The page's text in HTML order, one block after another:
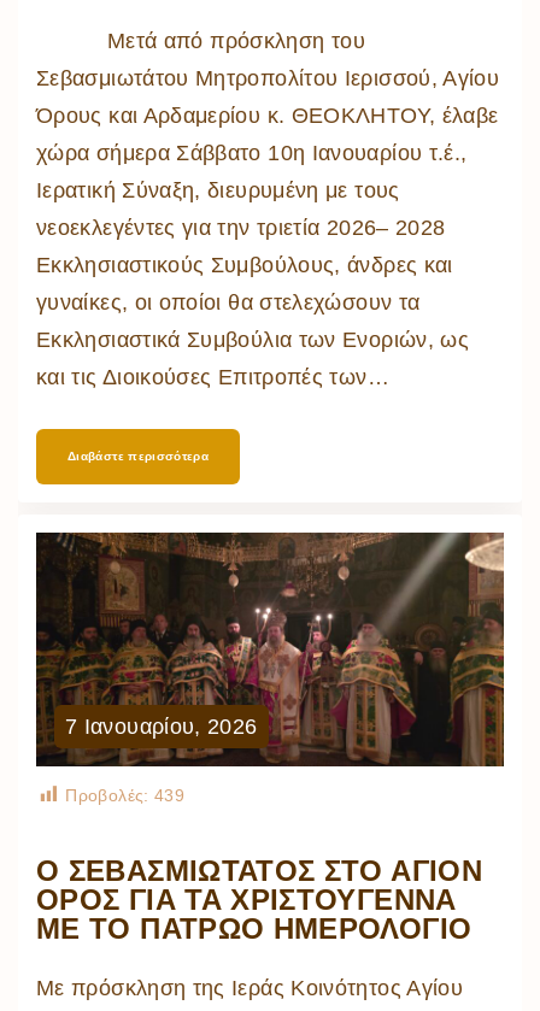
Μετά από πρόσκληση του
Σεβασμιωτάτου Μητροπολίτου Ιερισσού, Αγίου
Όρους και Αρδαμερίου κ. ΘΕΟΚΛΗΤΟΥ, έλαβε
χώρα σήμερα Σάββατο 10η Ιανουαρίου τ.έ.,
Ιερατική Σύναξη, διευρυμένη με τους
νεοεκλεγέντες για την τριετία 2026– 2028
Εκκλησιαστικούς Συμβούλους, άνδρες και
γυναίκες, οι οποίοι θα στελεχώσουν τα
Εκκλησιαστικά Συμβούλια των Ενοριών, ως
και τις Διοικούσες Επιτροπές των…
Διαβάστε περισσότερα
7 Ιανουαρίου, 2026
Προβολές: 439
Ο ΣΕΒΑΣΜΙΩΤΑΤΟΣ ΣΤΟ ΑΓΙΟΝ
ΟΡΟΣ ΓΙΑ ΤΑ ΧΡΙΣΤΟΥΓΕΝΝΑ
ΜΕ ΤΟ ΠΑΤΡΩΟ ΗΜΕΡΟΛΟΓΙΟ
Με πρόσκληση της Ιεράς Κοινότητος Αγίου